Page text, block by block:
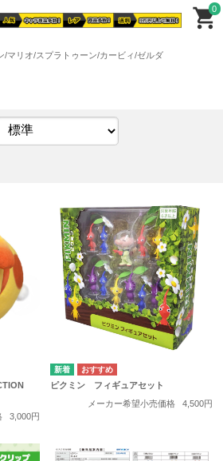
0
/マリオ/スプラトゥーン/カービィ/ゼルダ
3,000円
ピクミン フィギュアセット
メーカー希望小売価格
4,500円